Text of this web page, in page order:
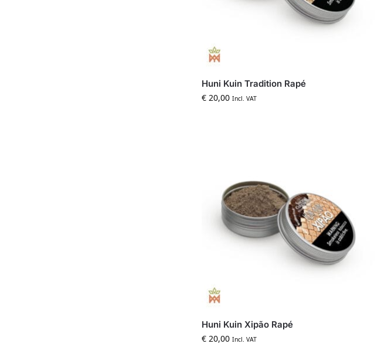
Huni Kuin Tradition Rapé
€ 20,00 Incl. VAT
Huni Kuin Xipão Rapé
€ 20,00 Incl. VAT